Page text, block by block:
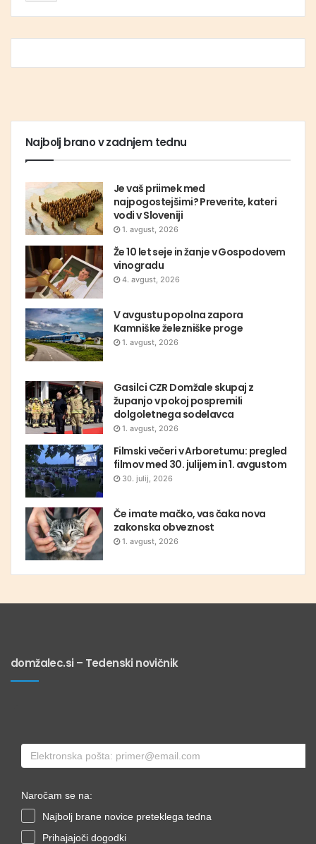
Najbolj brano v zadnjem tednu
Je vaš priimek med
najpogostejšimi? Preverite, kateri
vodi v Sloveniji
1. avgust, 2026
Že 10 let seje in žanje v Gospodovem
vinogradu
4. avgust, 2026
V avgustu popolna zapora
Kamniške železniške proge
1. avgust, 2026
Gasilci CZR Domžale skupaj z
županjo v pokoj pospremili
dolgoletnega sodelavca
1. avgust, 2026
Filmski večeri v Arboretumu: pregled
filmov med 30. julijem in 1. avgustom
30. julij, 2026
Če imate mačko, vas čaka nova
zakonska obveznost
1. avgust, 2026
domžalec.si – Tedenski novičnik
Naročam se na:
Najbolj brane novice preteklega tedna
Prihajajoči dogodki